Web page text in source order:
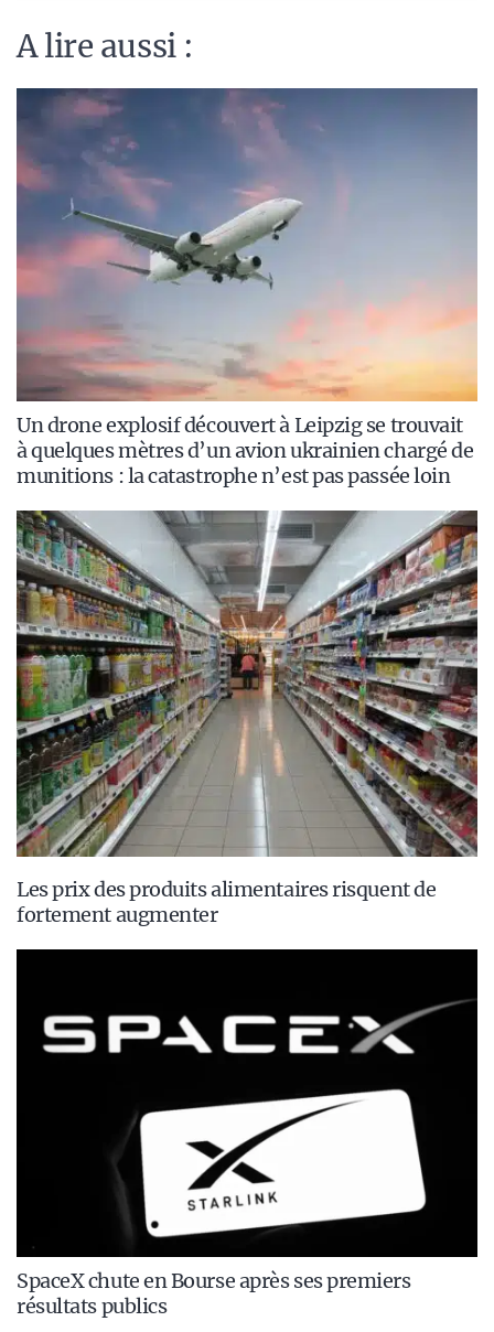
A lire aussi :
Un drone explosif découvert à Leipzig se trouvait
à quelques mètres d’un avion ukrainien chargé de
munitions : la catastrophe n’est pas passée loin
Les prix des produits alimentaires risquent de
fortement augmenter
SpaceX chute en Bourse après ses premiers
résultats publics